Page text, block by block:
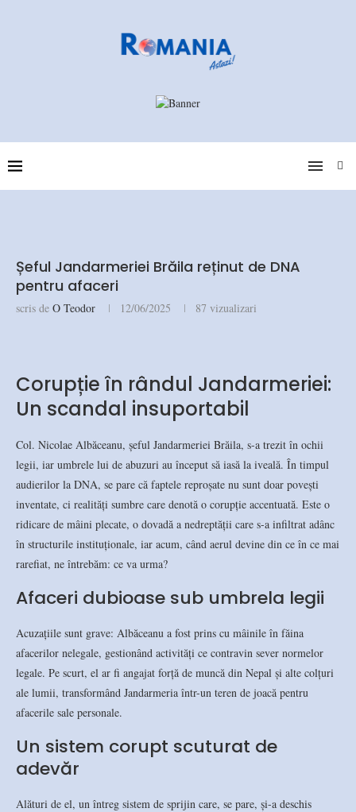
Șeful Jandarmeriei Brăila reținut de DNA
pentru afaceri
scris de O Teodor 12/06/2025 87 vizualizari
Corupție în rândul Jandarmeriei:
Un scandal insuportabil
Col. Nicolae Albăceanu, şeful Jandarmeriei Brăila, s-a trezit în ochii
legii, iar umbrele lui de abuzuri au început să iasă la iveală. În timpul
audierilor la DNA, se pare că faptele reproșate nu sunt doar povești
inventate, ci realități sumbre care denotă o corupție accentuată. Este o
ridicare de mâini plecate, o dovadă a nedreptății care s-a infiltrat adânc
în structurile instituționale, iar acum, când aerul devine din ce în ce mai
rarefiat, ne întrebăm: ce va urma?
Afaceri dubioase sub umbrela legii
Acuzațiile sunt grave: Albăceanu a fost prins cu mâinile în făina
afacerilor nelegale, gestionând activități ce contravin sever normelor
legale. Pe scurt, el ar fi angajat forță de muncă din Nepal și alte colțuri
ale lumii, transformând Jandarmeria într-un teren de joacă pentru
afacerile sale personale.
Un sistem corupt scuturat de
adevăr
Alături de el, un întreg sistem de sprijin care, se pare, și-a deschis